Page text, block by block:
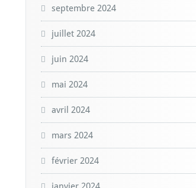
septembre 2024
juillet 2024
juin 2024
mai 2024
avril 2024
mars 2024
février 2024